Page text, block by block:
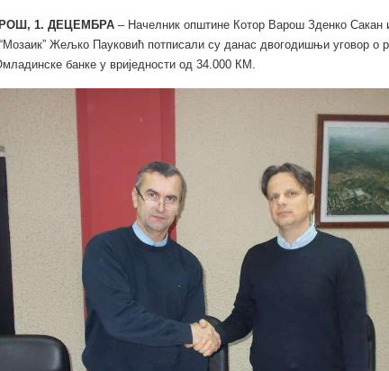
1. ДЕЦЕМБРА– Начелник општине Котор Варош Зденко Сакан
Жељко Пауковић потписали су данас двогодишњи уговор о
банке у вриједности од 34.000 КМ.